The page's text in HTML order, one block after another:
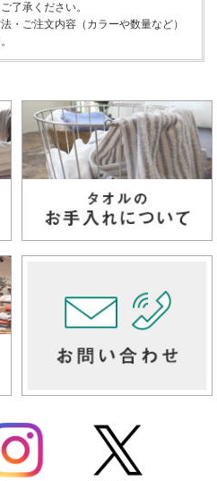
了承ください。
・ご注文内容（カラーや数量など）